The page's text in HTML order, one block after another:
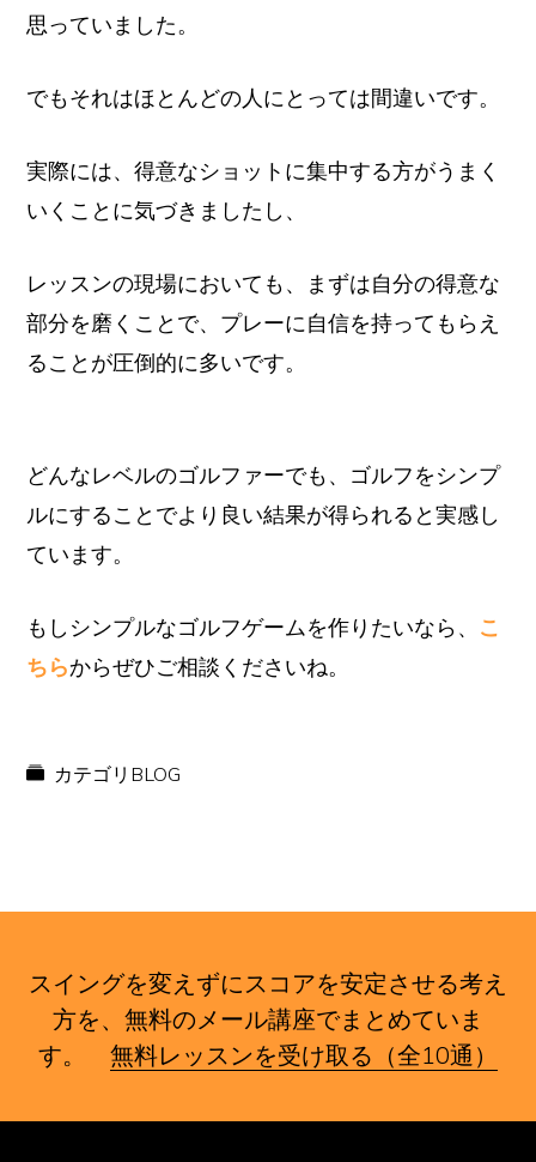
思っていました。
でもそれはほとんどの人にとっては間違いです。
実際には、得意なショットに集中する方がうまく
いくことに気づきましたし、
レッスンの現場においても、まずは自分の得意な
部分を磨くことで、プレーに自信を持ってもらえ
ることが圧倒的に多いです。
どんなレベルのゴルファーでも、ゴルフをシンプ
ルにすることでより良い結果が得られると実感し
ています。
もしシンプルなゴルフゲームを作りたいなら、 こ
ちらからぜひご相談くださいね。
カテゴリ BLOG
スイングを変えずにスコアを安定させる考え
方を、無料のメール講座でまとめていま
す。 無料レッスンを受け取る（全10通）